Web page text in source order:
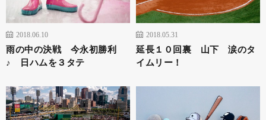
2018.06.10
雨の中の決戦 今永初勝利
♪ 日ハムを３タテ
2018.05.31
延長１０回裏 山下 涙のタ
イムリー！